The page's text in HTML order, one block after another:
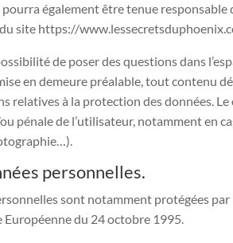
également être tenue responsable
site https://
de poser des questions dans
en demeure préalable, tout contenu
relatives à la protection des données.
pénale de l’utilisateur, notamment en
personnelles.
sont notamment protégées
du 24 octobre 1995.